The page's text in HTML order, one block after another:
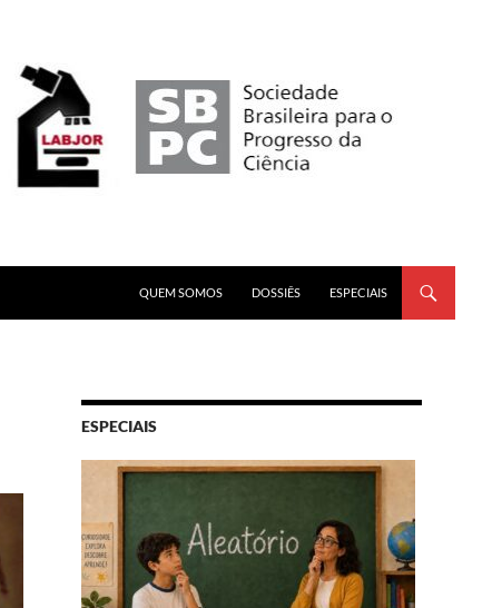
QUEM SOMOS
DOSSIÊS ESPECIAIS
ESPECIAIS